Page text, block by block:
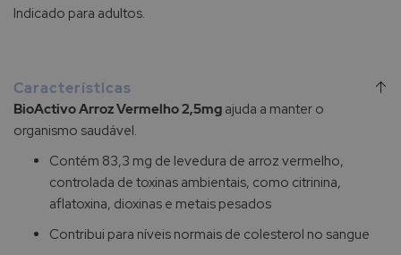
Indicado para adultos.
Características
BioActivo Arroz Vermelho 2,5mg ajuda a manter o
organismo saudável.
Contém 83,3 mg de levedura de arroz vermelho,
controlada de toxinas ambientais, como citrinina,
aflatoxina, dioxinas e metais pesados
Contribui para níveis normais de colesterol no sangue